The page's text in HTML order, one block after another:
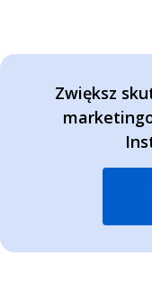
Zwiększ